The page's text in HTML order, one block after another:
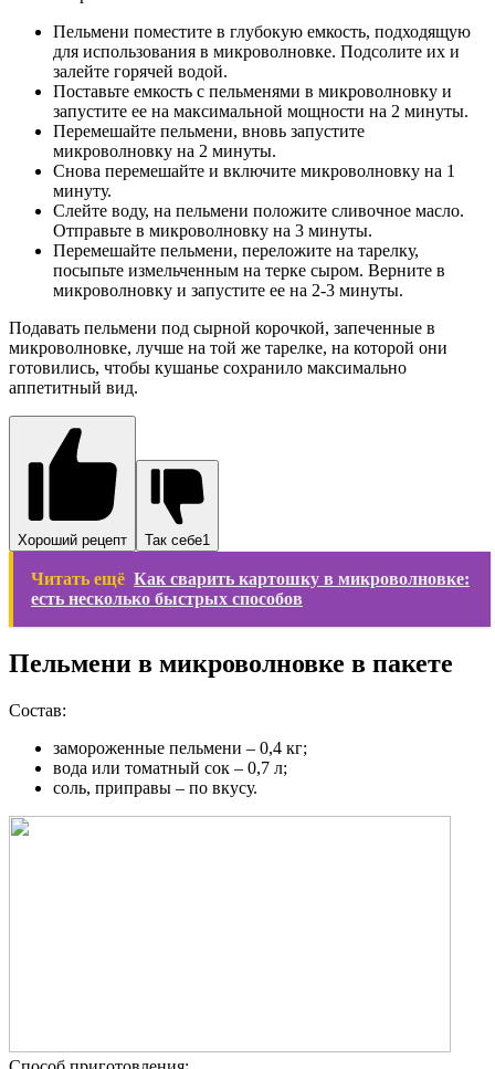
Пельмени поместите в глубокую емкость, подходящую
для использования в микроволновке. Подсолите их и
залейте горячей водой.
Поставьте емкость с пельменями в микроволновку и
запустите ее на максимальной мощности на 2 минуты.
Перемешайте пельмени, вновь запустите
микроволновку на 2 минуты.
Снова перемешайте и включите микроволновку на 1
минуту.
Слейте воду, на пельмени положите сливочное масло.
Отправьте в микроволновку на 3 минуты.
Перемешайте пельмени, переложите на тарелку,
посыпьте измельченным на терке сыром. Верните в
микроволновку и запустите ее на 2-3 минуты.
Подавать пельмени под сырной корочкой, запеченные в
микроволновке, лучше на той же тарелке, на которой они
готовились, чтобы кушанье сохранило максимально
аппетитный вид.
Хороший рецепт Так себе1
Читать ещё Как сварить картошку в микроволновке:
есть несколько быстрых способов
Пельмени в микроволновке в пакете
Состав:
замороженные пельмени – 0,4 кг;
вода или томатный сок – 0,7 л;
соль, приправы – по вкусу.